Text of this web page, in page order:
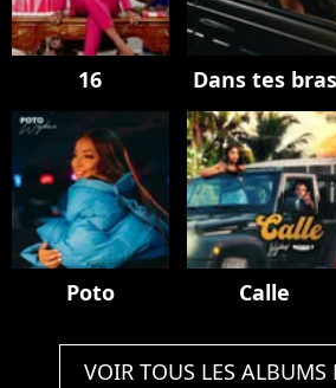
16 Dans tes bras
Poto Calle
VOIR TOUS LES ALBUMS